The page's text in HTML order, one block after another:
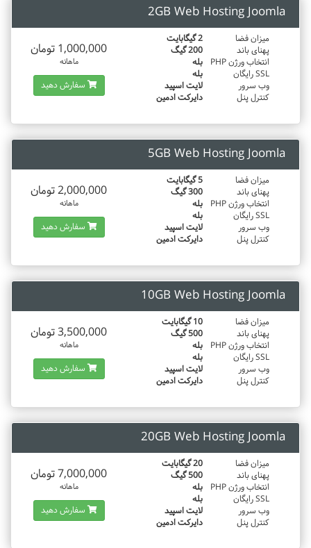
2GB Web Hosting Joomla
2 گیگابایت
میزان فضا
200 گیگ
پهنای باند
بله
انتخاب ورژن PHP
بله
SSL رایگان
لایت اسپید
وب سرور
دایرکت ادمین
کنترل پنل
1,000,000 تومان
ماهانه
سفارش دهید
5GB Web Hosting Joomla
5 گیگابایت
میزان فضا
300 گیگ
پهنای باند
بله
انتخاب ورژن PHP
بله
SSL رایگان
لایت اسپید
وب سرور
دایرکت ادمین
کنترل پنل
2,000,000 تومان
ماهانه
سفارش دهید
10GB Web Hosting Joomla
10 گیگابایت
میزان فضا
500 گیگ
پهنای باند
بله
انتخاب ورژن PHP
بله
SSL رایگان
لایت اسپید
وب سرور
دایرکت ادمین
کنترل پنل
3,500,000 تومان
ماهانه
سفارش دهید
20GB Web Hosting Joomla
20 گیگابایت
میزان فضا
500 گیگ
پهنای باند
بله
انتخاب ورژن PHP
بله
SSL رایگان
لایت اسپید
وب سرور
دایرکت ادمین
کنترل پنل
7,000,000 تومان
ماهانه
سفارش دهید